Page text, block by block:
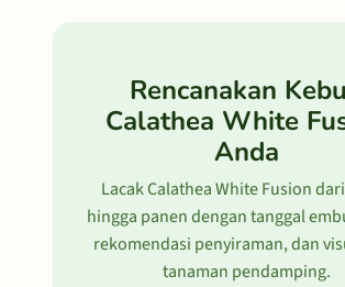
Rencanakan
Calathea White
Anda
Lacak Calathea White Fusion
hingga panen dengan tanggal
rekomendasi penyiraman, dan
tanaman pendamping.